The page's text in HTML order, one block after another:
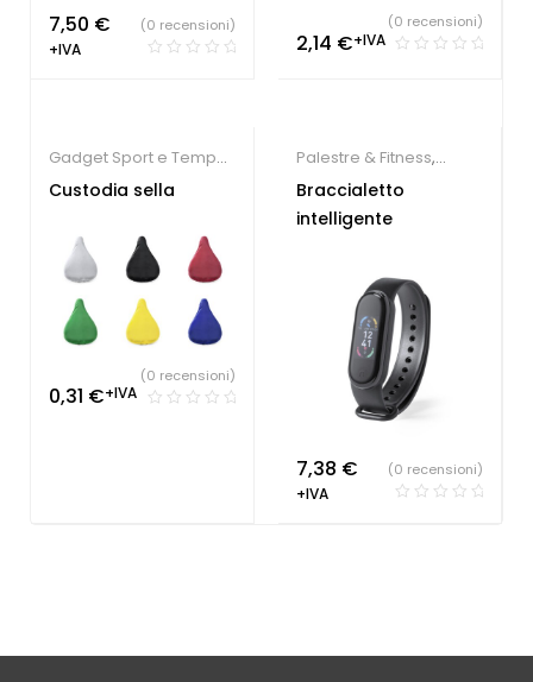
7,50 €
+IVA
(0 recensioni)
2,14 €+IVA
(0 recensioni)
Gadget Sport e Tempo
Libero
Custodia sella
0,31 €+IVA
(0 recensioni)
Palestre & Fitness,
Smartwatch,Gadget
Sport e Tempo Libero
Braccialetto
intelligente
7,38 €
+IVA
(0 recensioni)